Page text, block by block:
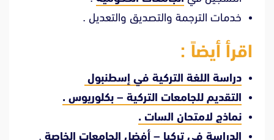
خدمات الترجمة والتصديق والتعديل .
اقرأ أيضاً :
دراسة اللغة التركية في إسطنبول
التقديم للجامعات التركية – بكلوريوس .
نماذج لامتحان السات .
الدراسة في تركيا – أفضل الجامعات الخاصة .